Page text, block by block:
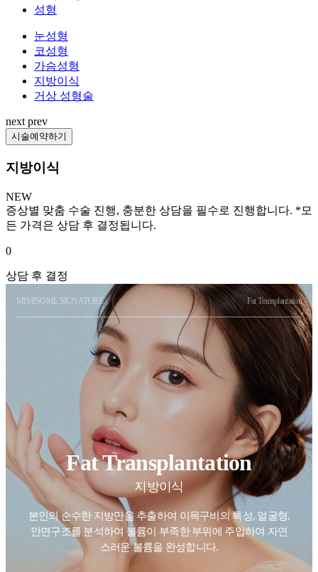
성형
눈성형
코성형
가슴성형
지방이식
거상 성형술
next prev
시술예약하기
지방이식
NEW
증상별 맞춤 수술 진행, 충분한 상담을 필수로 진행합니다. *모
든 가격은 상담 후 결정됩니다.
0
상담 후 결정
MIMISOME SIGNATURE Fat Transplantation
Fat Transplantation
지방이식
본인의 순수한 지방만을 추출하여 이목구비의 특성, 얼굴형,
안면구조를 분석하여 볼륨이 부족한 부위에 주입하여 자연
스러운 볼륨을 완성합니다.